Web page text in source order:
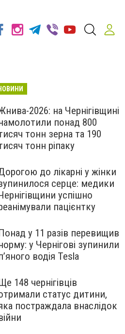
2026: на Чернігівщині
понад 800
тонн зерна та 190
тонн ріпаку
до лікарні у жінки
серце: медики
успішно
пацієнтку
у 11 разів перевищив
у Чернігові зупинили
водія Tesla
148 чернігівців
статус дитини,
постраждала внаслідок